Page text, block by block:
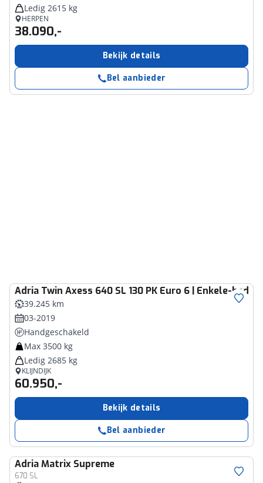
Ledig 2615 kg
HERPEN
38.090,-
Bekijk details
Bel aanbieder
Adria Twin Axess 640 SL 130 PK Euro 6 | Enkele-
39.245 km
03-2019
Handgeschakeld
Max 3500 kg
Ledig 2685 kg
KLIJNDIJK
60.950,-
Bekijk details
Bel aanbieder
AdriaMatrix Supreme
670 SL